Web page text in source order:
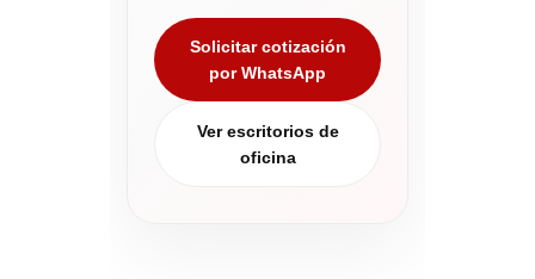
Solicitar cotización
por WhatsApp
Ver escritorios de
oficina